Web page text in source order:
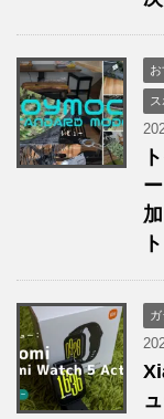
ト
ガ